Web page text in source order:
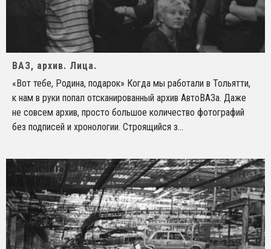
ВАЗ, архив. Лица.
«Вот тебе, Родина, подарок» Когда мы работали в Тольятти,
к нам в руки попал отсканированный архив АвтоВАЗа. Даже
не совсем архив, просто большое количество фотографий
без подписей и хронологии. Строящийся з...